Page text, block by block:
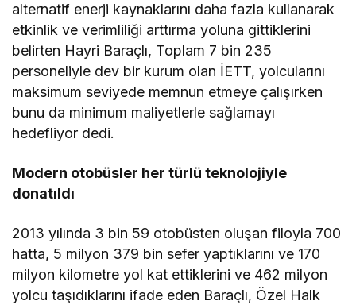
alternatif enerji kaynaklarını daha fazla kullanarak
etkinlik ve verimliliği arttırma yoluna gittiklerini
belirten Hayri Baraçlı, Toplam 7 bin 235
personeliyle dev bir kurum olan İETT, yolcularını
maksimum seviyede memnun etmeye çalışırken
bunu da minimum maliyetlerle sağlamayı
hedefliyor dedi.
Modern otobüsler her türlü teknolojiyle
donatıldı
2013 yılında 3 bin 59 otobüsten oluşan filoyla 700
hatta, 5 milyon 379 bin sefer yaptıklarını ve 170
milyon kilometre yol kat ettiklerini ve 462 milyon
yolcu taşıdıklarını ifade eden Baraçlı, Özel Halk